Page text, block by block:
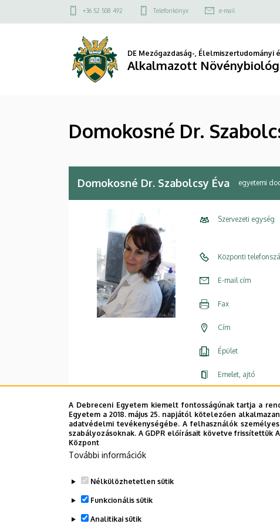
Domokosné
Szabolcsy
Alkalmazott
a
Felső
menü
+36 52 508 492 Telefonkönyv e-mail
DE Mezőgazdaság-, Élelmiszertudományi
Alkalmazott
Domokosné Dr.
Domokosné Dr. Szabolcsy Éva egyetemi
Szervezeti egység
Központi
E-mail cím
Fax
Cím
Épület
Emelet, ajtó
A Debreceni Egyetem kiemelt fontosságúnak tartja a
Egyetem a 2018. május 25. napjától kötelezően
adatvédelmi tevékenységébe. A felhasználók
szabályozásoknak. A GDPR előírásait követve
Központ
További információk
Nélkülözhetetlen sütik
Funkcionális sütik
Analitikai sütik